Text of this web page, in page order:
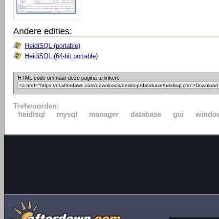
Andere edities:
HeidiSQL (portable)
HeidiSQL (64-bit portable)
HTML code om naar deze pagina te linken:
Trefwoorden:
heidisql
mysql manager database gui